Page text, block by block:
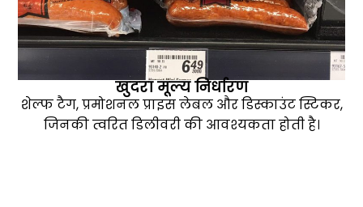
खुदरा मूल्य निर्धारण
शेल्फ टैग, प्रमोशनल प्राइस लेबल और डिस्काउंट स्टिकर,
जिनकी त्वरित डिलीवरी की आवश्यकता होती है।